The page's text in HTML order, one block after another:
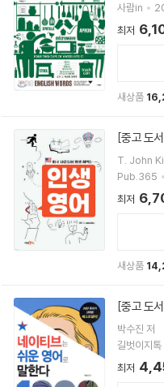
사람in
최저
새상품
[중고 도
T. John
Pub.365
최저
새상품
[중고 도
박수진 저
길벗이지톡
최저